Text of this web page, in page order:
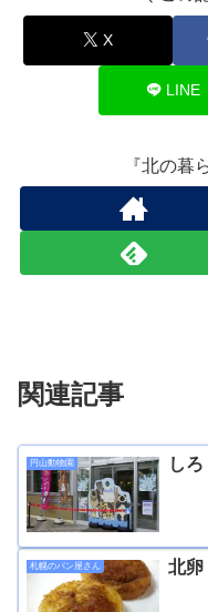
X
LINE
『北の暮
関連記事
円山動物園 し
札幌のパン屋さん 北卵